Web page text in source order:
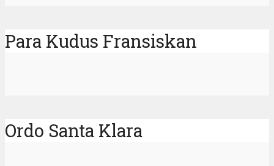
Para Kudus Fransiskan
Ordo Santa Klara